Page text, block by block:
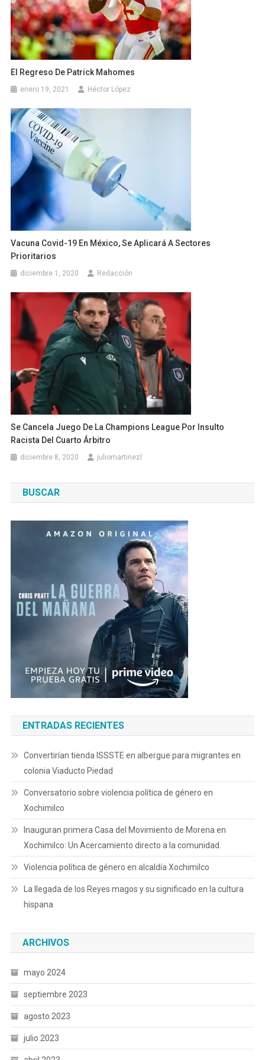
El Regreso De Patrick Mahomes
enero 19, 2021 Héctor López
Vacuna Covid-19 En México, Se Aplicará A Sectores
Prioritarios
diciembre 1, 2020 Redacción
Se Cancela Juego De La Champions League Por Insulto
Racista Del Cuarto Árbitro
diciembre 8, 2020 juliomartinezl
BUSCAR
ENTRADAS RECIENTES
Convertirían tienda ISSSTE en albergue para migrantes en
colonia Viaducto Piedad
Conversatorio sobre violencia política de género en
Xochimilco
Inauguran primera Casa del Movimiento de Morena en
Xochimilco: Un Acercamiento directo a la comunidad.
Violencia política de género en alcaldía Xochimilco
La llegada de los Reyes magos y su significado en la cultura
hispana
ARCHIVOS
mayo 2024
septiembre 2023
agosto 2023
julio 2023